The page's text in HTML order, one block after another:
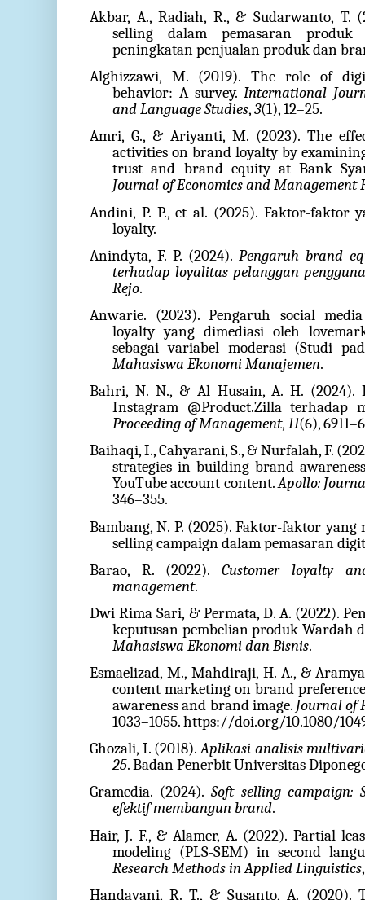
Akbar, A., Radiah, R., & Sudarwanto, T.
selling dalam pemasaran
peningkatan penjualan produk dan
Alghizzawi, M. (2019). The role of
behavior: A survey. International
and Language Studies,3(1), 12–25.
Amri, G., & Ariyanti, M. (2023). The
activities on brand loyalty by
trust and brand equity at Bank
Journal of Economics and Management
Andini, P. P., et al. (2025). Faktor-faktor
loyalty.
Anindyta, F. P. (2024). Pengaruh brand
terhadap loyalitas pelanggan
Rejo.
Anwarie. (2023). Pengaruh social
loyalty yang dimediasi oleh
sebagai variabel moderasi (Studi
Mahasiswa Ekonomi Manajemen.
Bahri, N. N., & Al Husain, A. H. (2024).
Instagram @Product.Zilla
Proceeding of Management,11(6),
Baihaqi, I., Cahyarani, S., & Nurfalah, F.
strategies in building brand
YouTube account content.Apollo:
346–355.
Bambang, N. P. (2025). Faktor-faktor
selling campaign dalam pemasaran
Barao, R. (2022).Customer loyalty
management.
Dwi Rima Sari, & Permata, D. A. (2022).
keputusan pembelian produk Wardah
Mahasiswa Ekonomi dan Bisnis.
Esmaelizad, M., Mahdiraji, H. A., &
content marketing on brand
awareness and brand image. Journal of
1033–1055. https://doi.org/10.1080/
Ghozali, I. (2018).Aplikasi analisis
25. Badan Penerbit Universitas
Gramedia. (2024). Soft selling campaign:
efektif membangun brand.
Hair, J. F., & Alamer, A. (2022). Partial
modeling (PLS-SEM) in second
Research Methods in Applied Linguistics
Handayani, R. T., & Susanto, A. (2020).